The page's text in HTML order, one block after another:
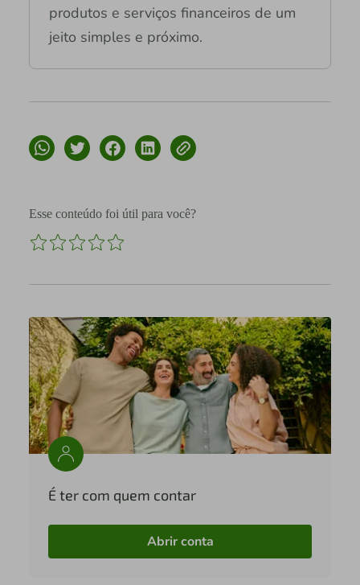
produtos e serviços financeiros de um
jeito simples e próximo.
Esse conteúdo foi útil para você?
É ter com quem contar
Abrir conta